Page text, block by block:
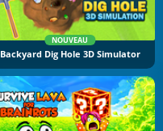
NOUVEAU
Backyard Dig Hole 3D Simulator